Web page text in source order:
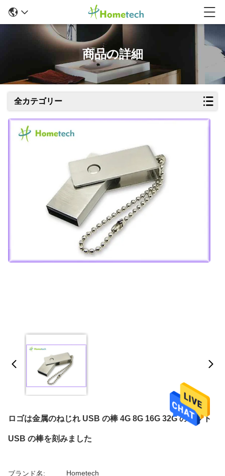
商品の詳細
全カテゴリー
ロゴは金属のねじれ USB の棒 4G 8G 16G 32G のギフト
USB の棒を刻みました
ブランド名: Hometech